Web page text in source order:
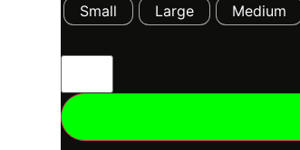
Small Large Medium